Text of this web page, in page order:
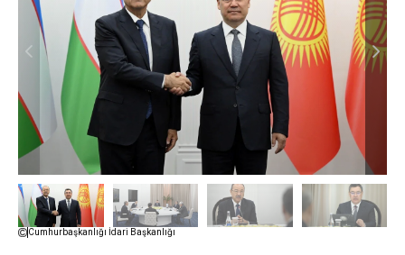
Cumhurbaşkanlığı İdari Başkanlığı